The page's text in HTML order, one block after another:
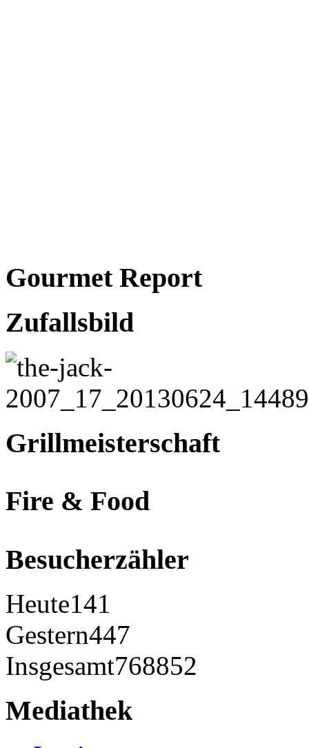
Gourmet Report
Zufallsbild
Grillmeisterschaft
Fire & Food
Besucherzähler
Heute141
Gestern447
Insgesamt768852
Mediathek